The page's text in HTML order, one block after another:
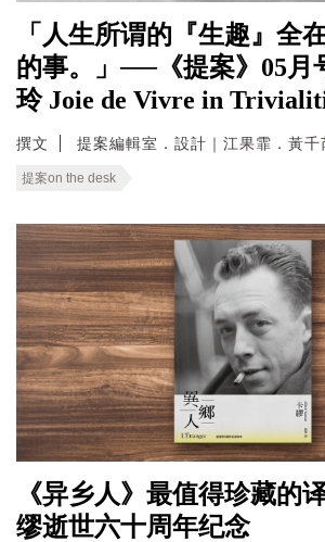
「人生所谓的『生趣』全
的事。」──《提案》05月
玲 Joie de Vivre in
撰文 提案編輯室．設計｜江果霏．黃千
提案on the desk
《异乡人》最值得珍藏的
缪逝世六十周年纪念